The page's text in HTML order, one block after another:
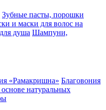
Зубные пасты, порошки
и маски для волос на
душа Шампуни,
«Рамакришна» Благовония
натуральных